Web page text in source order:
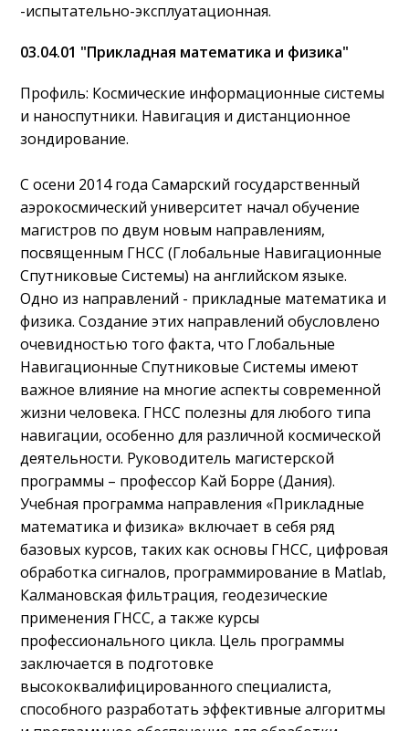
-испытательно-эксплуатационная.
03.04.01 "Прикладная математика и физика"
Профиль: Космические информационные системы
и наноспутники. Навигация и дистанционное
зондирование.
С осени 2014 года Самарский государственный
аэрокосмический университет начал обучение
магистров по двум новым направлениям,
посвященным ГНСС (Глобальные Навигационные
Спутниковые Системы) на английском языке.
Одно из направлений - прикладные математика и
физика. Создание этих направлений обусловлено
очевидностью того факта, что Глобальные
Навигационные Спутниковые Системы имеют
важное влияние на многие аспекты современной
жизни человека. ГНСС полезны для любого типа
навигации, особенно для различной космической
деятельности. Руководитель магистерской
программы – профессор Кай Борре (Дания).
Учебная программа направления «Прикладные
математика и физика» включает в себя ряд
базовых курсов, таких как основы ГНСС, цифровая
обработка сигналов, программирование в Matlab,
Калмановская фильтрация, геодезические
применения ГНСС, а также курсы
профессионального цикла. Цель программы
заключается в подготовке
высококвалифицированного специалиста,
способного разработать эффективные алгоритмы